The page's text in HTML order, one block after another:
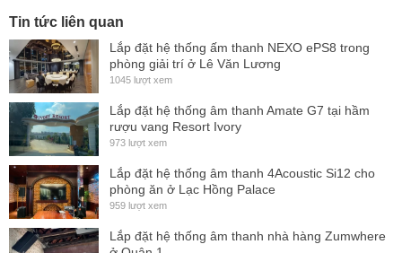
PC điều khiển từ xa cho phép điều khiển đồng thời tới 32
thiết bị, cài đặt tất cả các tham số và hiển thị các mức thời
gian thực.
Thông số kỹ thuật
Thông số kỹ thuật
âm thanh
Đầu vào analog
4 x XLR cân bằng điện tử
Đầu ra analog
Tin tức liên quan
Lắp đặt hệ thống ấm thanh NEXO ePS8 trong
phòng giải trí ở Lê Văn Lương
1045 lượt xem
Lắp đặt hệ thống âm thanh Amate G7 tại hầm
rượu vang Resort Ivory
973 lượt xem
Lắp đặt hệ thống âm thanh 4Acoustic Si12 cho
phòng ăn ở Lạc Hồng Palace
959 lượt xem
Lắp đặt hệ thống âm thanh nhà hàng Zumwhere